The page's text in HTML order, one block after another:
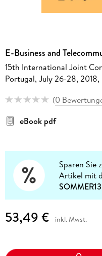
E-Business and
15th International Joint
Portugal, July 26-28, 2018,
(0
eBook pdf
Sparen Sie
Artikel mit
SOMMER13
53,49 € inkl. Mwst.